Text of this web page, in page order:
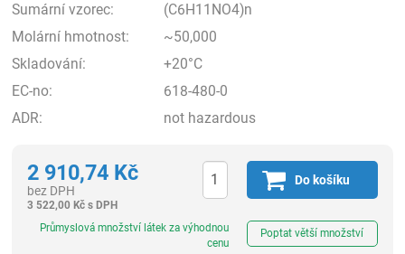
Sumární vzorec:
(C6H11NO4)n
Molární hmotnost:
~50,000
Skladování:
+20°C
EC-no:
618-480-0
ADR:
not hazardous
2 910,74 Kč
bez DPH
3 522,00Kč s DPH
Do košíku
Průmyslová množství látek za výhodnou
cenu
Poptat větší množství